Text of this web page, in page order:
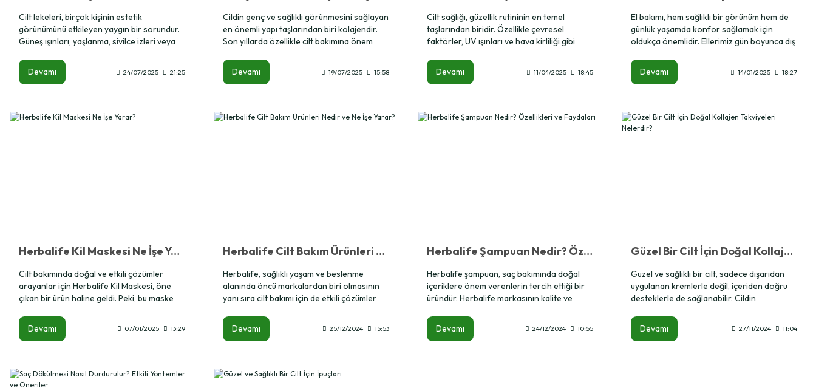
Cilt lekeleri, birçok kişinin estetik
görünümünü etkileyen yaygın bir sorundur.
Güneş ışınları, yaşlanma, sivilce izleri veya
lekeleri hafifletmenin doğal yolları vardır.
Cilt lekeleri için bitkisel çözümler, hem cildi
Devamı 24/07/2025 21:25
Cildin genç ve sağlıklı görünmesini sağlayan
en önemli yapı taşlarından biri kolajendir.
Son yıllarda özellikle cilt bakımına önem
konulardan biri olan kolajen nedir ve
kolajen takviyesi ne zaman kullanılmalı
kullanım zamanlamasına kadar tüm
Devamı 19/07/2025 15:58
Cilt sağlığı, güzellik rutininin en temel
taşlarından biridir. Özellikle çevresel
faktörler, UV ışınları ve hava kirliliği gibi
sağlığını tehdit edebilir. Bu noktada, doğru
nemlendirici seçimi büyük önem taşır.
koruması sağlayan güçlü bir üründür. Peki bu
Devamı 11/04/2025 18:45
El bakımı, hem sağlıklı bir görünüm hem de
günlük yaşamda konfor sağlamak için
oldukça önemlidir. Ellerimiz gün boyunca dış
yapılmadığında kuruluk, çatlama ve
yıpranma gibi sorunlarla karşılaşabiliriz. Bu
Devamı 14/01/2025 18:27
Herbalife Kil Maskesi Ne İşe Yarar?
Cilt bakımında doğal ve etkili çözümler
arayanlar için Herbalife Kil Maskesi, öne
çıkan bir ürün haline geldi. Peki, bu maske
Kil Maskesi’nin faydalarını, içeriğindeki etkili
bileşenleri ve kullanım önerilerini detaylıca
Devamı 07/01/2025 13:29
Herbalife Cilt Bakım Ürünleri Nedir ve Ne İşe Yarar?
Herbalife, sağlıklı yaşam ve beslenme
alanında öncü markalardan biri olmasının
yanı sıra cilt bakımı için de etkili çözümler
ışıltı kazandırmak, nem dengesini sağlamak
ve cildinize ihtiyaç duyduğu bakımı sunmak
için uygundur.
Devamı 25/12/2024 15:53
Herbalife Şampuan Nedir? Özellikleri ve Faydaları
Herbalife şampuan, saç bakımında doğal
içeriklere önem verenlerin tercih ettiği bir
üründür. Herbalife markasının kalite ve
saç sağlığını desteklemek ve saç bakım
rutinini daha etkili hale getirmek için
Devamı 24/12/2024 10:55
Güzel Bir Cilt İçin Doğal Kollajen Takviyeleri Nelerdir?
Güzel ve sağlıklı bir cilt, sadece dışarıdan
uygulanan kremlerle değil, içeriden doğru
desteklerle de sağlanabilir. Cildin
görünümünü korumasında kollajen hayati
bir rol oynar. Doğal yollarla kollajen
Devamı 27/11/2024 11:04